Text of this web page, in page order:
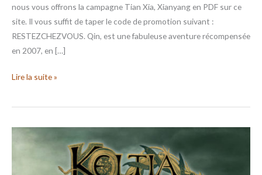
nous vous offrons la campagne Tian Xia, Xianyang en PDF sur ce
site. Il vous suffit de taper le code de promotion suivant :
RESTEZCHEZVOUS. Qin, est une fabuleuse aventure récompensée
en 2007, en […]
Lire la suite »
Keltia